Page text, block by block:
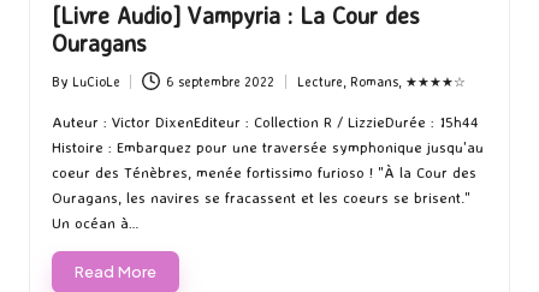
[Livre Audio] Vampyria : La Cour des
Ouragans
Posted
by
By LuCioLe 6 septembre 2022
Posted
in
Lecture, Romans, ★★★★☆
Auteur : Victor DixenEditeur : Collection R / LizzieDurée : 15h44
Histoire : Embarquez pour une traversée symphonique jusqu'au
coeur des Ténèbres, menée fortissimo furioso ! "À la Cour des
Ouragans, les navires se fracassent et les coeurs se brisent."
Un océan à…
Read More